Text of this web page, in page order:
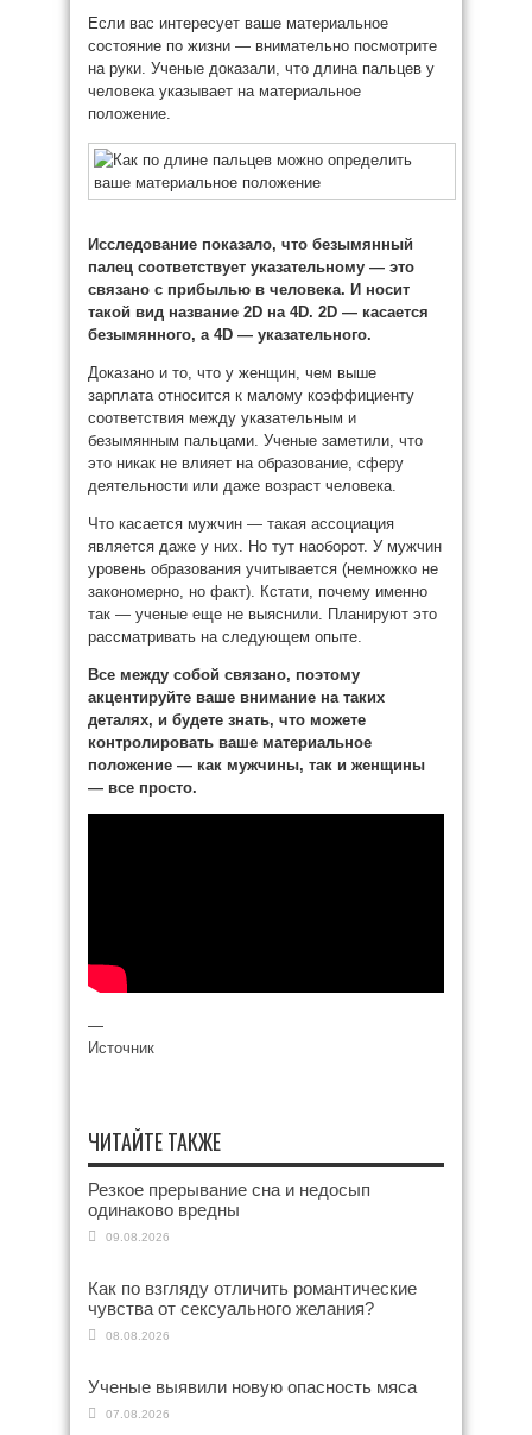
Если вас интересует ваше материальное
состояние по жизни — внимательно посмотрите
на руки. Ученые доказали, что длина пальцев у
человека указывает на материальное
положение.
Исследование показало, что безымянный
палец соответствует указательному — это
связано с прибылью в человека. И носит
такой вид название 2D на 4D. 2D — касается
безымянного, а 4D — указательного.
Доказано и то, что у женщин, чем выше
зарплата относится к малому коэффициенту
соответствия между указательным и
безымянным пальцами. Ученые заметили, что
это никак не влияет на образование, сферу
деятельности или даже возраст человека.
Что касается мужчин — такая ассоциация
является даже у них. Но тут наоборот. У мужчин
уровень образования учитывается (немножко не
закономерно, но факт). Кстати, почему именно
так — ученые еще не выяснили. Планируют это
рассматривать на следующем опыте.
Все между собой связано, поэтому
акцентируйте ваше внимание на таких
деталях, и будете знать, что можете
контролировать ваше материальное
положение — как мужчины, так и женщины
— все просто.
—
Источник
ЧИТАЙТЕ ТАКЖЕ
Резкое прерывание сна и недосып
одинаково вредны
09.08.2026
Как по взгляду отличить романтические
чувства от сексуального желания?
08.08.2026
Ученые выявили новую опасность мяса
07.08.2026